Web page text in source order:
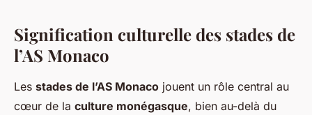
Signification culturelle des stades de
l’AS Monaco
Les stades de l’AS Monaco jouent un rôle central au
cœur de la culture monégasque, bien au-delà du